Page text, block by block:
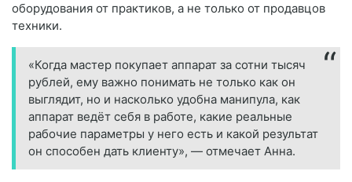
оборудования от практиков, а не только от продавцов
техники.
«Когда мастер покупает аппарат за сотни тысяч
рублей, ему важно понимать не только как он
выглядит, но и насколько удобна манипула, как
аппарат ведёт себя в работе, какие реальные
рабочие параметры у него есть и какой результат
он способен дать клиенту», — отмечает Анна.